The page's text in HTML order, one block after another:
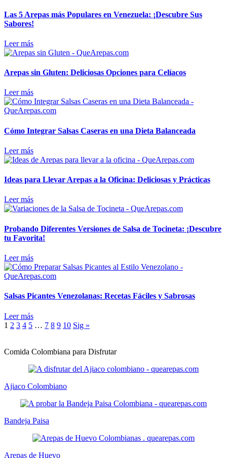
Las 5 Arepas más Populares en Venezuela: ¡Descubre Sus
Sabores!
Leer más
Arepas sin Gluten: Deliciosas Opciones para Celíacos
Leer más
Cómo Integrar Salsas Caseras en una Dieta Balanceada
Leer más
Ideas para Llevar Arepas a la Oficina: Deliciosas y Prácticas
Leer más
Probando Diferentes Versiones de Salsa de Tocineta: ¡Descubre
tu Favorita!
Leer más
Salsas Picantes Venezolanas: Recetas Fáciles y Sabrosas
Leer más
1 2 3 4 5 … 7 8 9 10 Sig »
Comida Colombiana para Disfrutar
Ajiaco Colombiano
Bandeja Paisa
Arepas de Huevo